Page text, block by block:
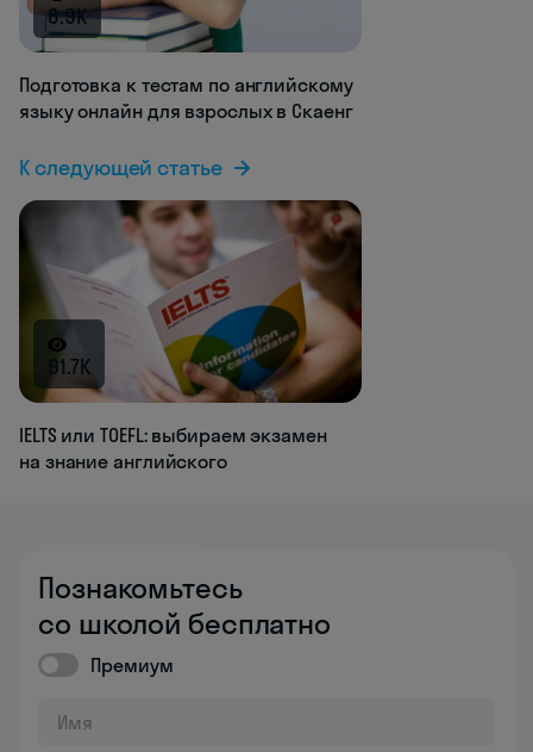
8.9K
Подготовка к тестам по английскому
языку онлайн для взрослых в Скаенг
К следующей статье
91.7K
IELTS или TOEFL: выбираем экзамен
на знание английского
Познакомьтесь
со школой бесплатно
Премиум